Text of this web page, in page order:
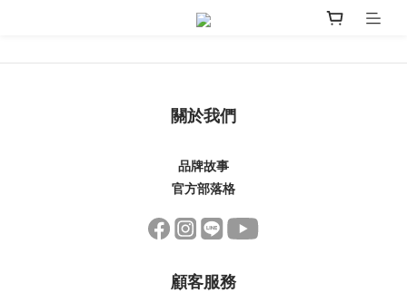
關於我們
品牌故事
官方部落格
顧客服務